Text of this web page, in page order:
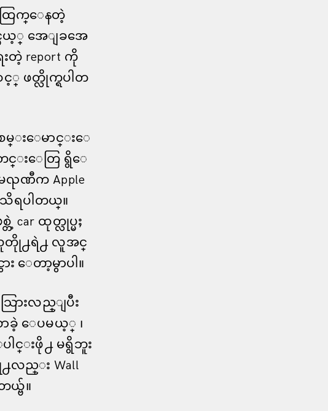
ြက္ေနတဲ့
မယ့္ အေျခအေ
းတဲ့ report ကို
ဖတ္လိုက္ရပါတ
း စမ္းေမာင္းေ
င္းေတြ ရွိေ
ၺဏီက Apple
ရပါတယ္။
ထုတ္လုပ္မႈ
သူတိုု႕ရဲ႕ လူအင္
ေတာ့မွာပါ။
သြားလည္ျပီး
ာခဲ့ ေပမယ့္ ၊
ပါင္းဖို႕ မရွိဘူး
႕လည္း Wall
ယ္ဗ်။